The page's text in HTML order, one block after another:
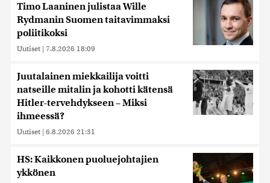
Timo Laaninen julistaa Wille
Rydmanin Suomen taitavimmaksi
poliitikoksi
Uutiset | 7.8.2026 18:09
Juutalainen miekkailija voitti
natseille mitalin ja kohotti kätensä
Hitler-tervehdykseen – Miksi
ihmeessä?
Uutiset | 6.8.2026 21:31
HS: Kaikkonen puoluejohtajien
ykkönen